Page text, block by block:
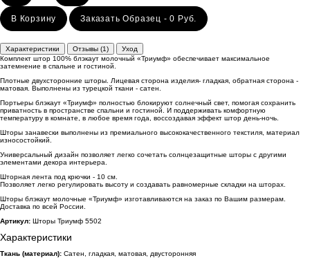
В Корзину Заказать Образец - 0 Руб.
Характеристики Отзывы (1)
Уход
Комплект штор 100% блэкаут молочный «Триумф» обеспечивает максимальное
затемнение в спальне и гостиной.
Плотные двухсторонние шторы. Лицевая сторона изделия- гладкая, обратная сторона -
матовая. Выполнены из турецкой ткани - сатен.
Портьеры блэкаут «Триумф» полностью блокируют солнечный свет, помогая сохранить
приватность в пространстве спальни и гостиной. И поддерживать комфортную
температуру в комнате, в любое время года, воссоздавая эффект штор день-ночь.
Шторы занавески выполнены из премиального высококачественного текстиля, материал
износостойкий.
Универсальный дизайн позволяет легко сочетать солнцезащитные шторы с другими
элементами декора интерьера.
Шторная лента под крючки - 10 см.
Позволяет легко регулировать высоту и создавать равномерные складки на шторах.
Шторы блэкаут молочные «Триумф» изготавливаются на заказ по Вашим размерам.
Доставка по всей России.
Артикул: Шторы Триумф 5502
Характеристики
Ткань (материал): Сатен, гладкая, матовая, двусторонняя